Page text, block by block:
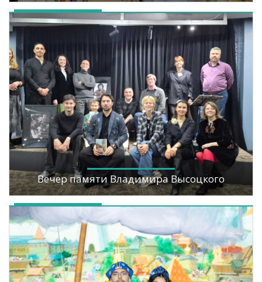
Вечер памяти Владимира Высоцкого